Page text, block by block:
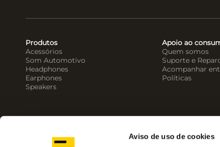
Aviso de uso de cookies
Produtos
Acessórios
Som Automotivo
Headphones
Earphones
Speakers
Apoio ao
Quem somos
Suporte e
Acompanhar
Políticas